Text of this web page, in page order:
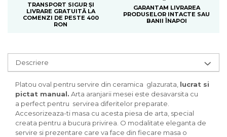
TRANSPORT SIGUR ȘI
LIVRARE GRATUITĂ LA
COMENZI DE PESTE 400
RON
GARANTAM LIVRAREA
PRODUSELOR INTACTE SAU
BANII ÎNAPOI
Descriere
Platou oval pentru servire din ceramica glazurata, lucrat si
pictat manual. Arta aranjarii mesei este desavarsita cu
a perfect pentru servirea diferitelor preparate.
Accesorizeaza-ti masa cu acesta piesa de arta, special
creata pentru a bucura privirea. O modalitate eleganta de
servire si prezentare care va face din fiecare masa o